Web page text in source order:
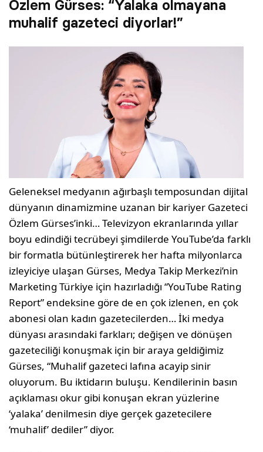
Özlem Gürses: “Yalaka olmayana
muhalif gazeteci diyorlar!”
Geleneksel medyanın ağırbaşlı temposundan dijital
dünyanın dinamizmine uzanan bir kariyer Gazeteci
Özlem Gürses’inki… Televizyon ekranlarında yıllar
boyu edindiği tecrübeyi şimdilerde YouTube’da farklı
bir formatla bütünleştirerek her hafta milyonlarca
izleyiciye ulaşan Gürses, Medya Takip Merkezi’nin
Marketing Türkiye için hazırladığı “YouTube Rating
Report” endeksine göre de en çok izlenen, en çok
abonesi olan kadın gazetecilerden… İki medya
dünyası arasındaki farkları; değişen ve dönüşen
gazeteciliği konuşmak için bir araya geldiğimiz
Gürses, “Muhalif gazeteci lafına acayip sinir
oluyorum. Bu iktidarın buluşu. Kendilerinin basın
açıklaması okur gibi konuşan ekran yüzlerine
‘yalaka’ denilmesin diye gerçek gazetecilere
‘muhalif’ dediler” diyor.